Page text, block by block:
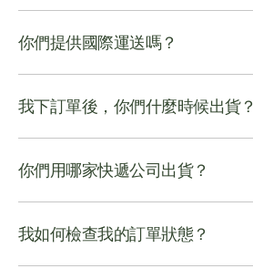
你們提供國際運送嗎？
我下訂單後，你們什麼時候出貨？
你們用哪家快遞公司出貨？
我如何檢查我的訂單狀態？